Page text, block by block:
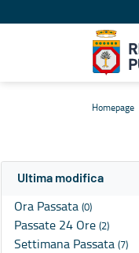
Homepage
Ultima modifica
Ora Passata (0)
Passate 24 Ore (2)
Settimana Passata (7)